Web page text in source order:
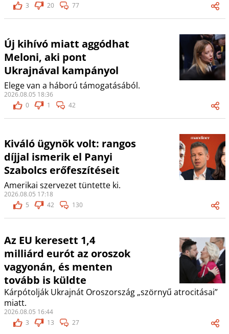
3
20 77
Új kihívó miatt aggódhat
Meloni, aki pont
Ukrajnával kampányol
Elege van a háború támogatásából.
2026.08.05 18:36
0
1 42
Kiváló ügynök volt: rangos
díjjal ismerik el Panyi
Szabolcs erőfeszítéseit
Amerikai szervezet tüntette ki.
2026.08.05 17:18
5
42 130
Az EU keresett 1,4
milliárd eurót az oroszok
vagyonán, és menten
tovább is küldte
Kárpótolják Ukrajnát Oroszország „szörnyű atrocitásai”
miatt.
2026.08.05 16:44
3
13 27